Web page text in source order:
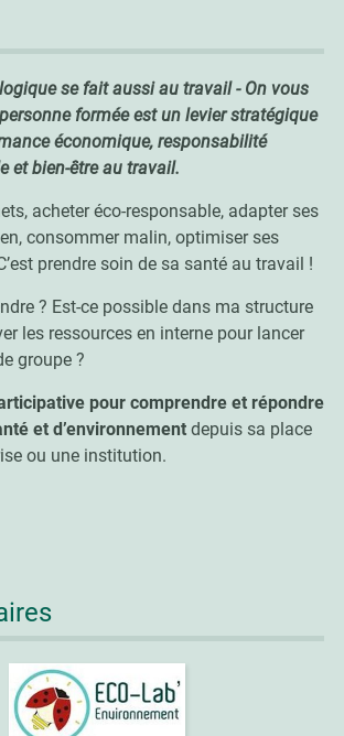
se fait aussi au travail - On vous
formée est un levier stratégique
économique, responsabilité
et bien-être au travail.
acheter éco-responsable, adapter ses
consommer malin, optimiser ses
prendre soin de sa santé au travail !
? Est-ce possible dans ma structure
les ressources en interne pour lancer
groupe ?
pour comprendre et répondre
et d’environnementdepuis sa place
ou une institution.